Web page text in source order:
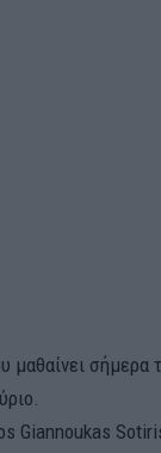
μαθαίνει σήμερα
Giannoukas